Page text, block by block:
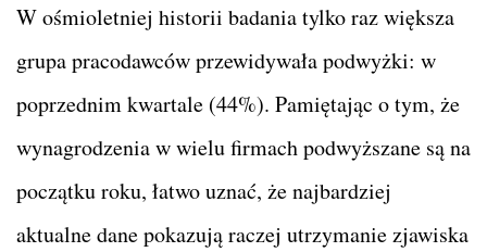
W ośmioletniej historii badania tylko raz większa
grupa pracodawców przewidywała podwyżki: w
poprzednim kwartale (44%). Pamiętając o tym, że
wynagrodzenia w wielu firmach podwyższane są na
początku roku, łatwo uznać, że najbardziej
aktualne dane pokazują raczej utrzymanie zjawiska